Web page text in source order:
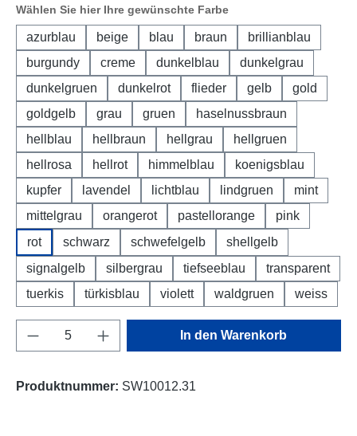
Wählen Sie hier Ihre gewünschte Farbe
azurblau beige blau braun
brillianblau
burgundy
creme dunkelblau
dunkelgrau
dunkelgruen
dunkelrot flieder gelb
gold
goldgelb
grau gruen
haselnussbraun
hellblau
hellbraun hellgrau
hellgruen
hellrosa
hellrot himmelblau
koenigsblau
kupfer
lavendel lichtblau lindgruen
mint
mittelgrau
orangerot pastellorange
pink
rot
schwarz schwefelgelb
shellgelb
signalgelb
silbergrau tiefseeblau
transparent
tuerkis
türkisblau violett waldgruen weiss
Produkt Anzahl: Gib den gewünschten
In den Warenkorb
Produktnummer: SW10012.31